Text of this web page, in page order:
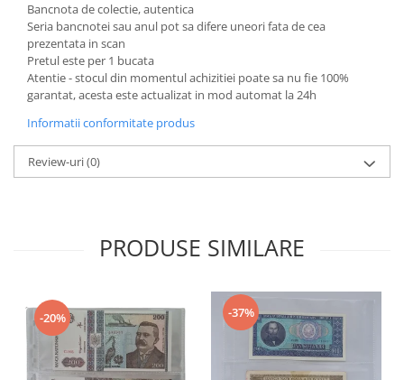
Bancnota de colectie, autentica
Seria bancnotei sau anul pot sa difere uneori fata de cea
prezentata in scan
Pretul este per 1 bucata
Atentie - stocul din momentul achizitiei poate sa nu fie 100%
garantat, acesta este actualizat in mod automat la 24h
Informatii conformitate produs
Review-uri(0)
PRODUSE SIMILARE
-20% -37%